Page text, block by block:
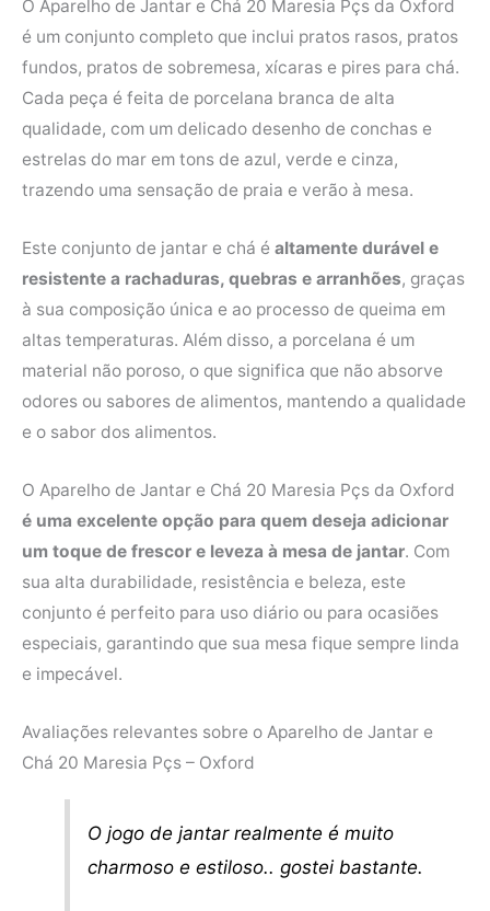
O Aparelho de Jantar e Chá 20 Maresia Pçs da Oxford
é um conjunto completo que inclui pratos rasos, pratos
fundos, pratos de sobremesa, xícaras e pires para chá.
Cada peça é feita de porcelana branca de alta
qualidade, com um delicado desenho de conchas e
estrelas do mar em tons de azul, verde e cinza,
trazendo uma sensação de praia e verão à mesa.
Este conjunto de jantar e chá é altamente durável e
resistente a rachaduras, quebras e arranhões, graças
à sua composição única e ao processo de queima em
altas temperaturas. Além disso, a porcelana é um
material não poroso, o que significa que não absorve
odores ou sabores de alimentos, mantendo a qualidade
e o sabor dos alimentos.
O Aparelho de Jantar e Chá 20 Maresia Pçs da Oxford
é uma excelente opção para quem deseja adicionar
um toque de frescor e leveza à mesa de jantar. Com
sua alta durabilidade, resistência e beleza, este
conjunto é perfeito para uso diário ou para ocasiões
especiais, garantindo que sua mesa fique sempre linda
e impecável.
Avaliações relevantes sobre o Aparelho de Jantar e
Chá 20 Maresia Pçs – Oxford
O jogo de jantar realmente é muito
charmoso e estiloso.. gostei bastante.